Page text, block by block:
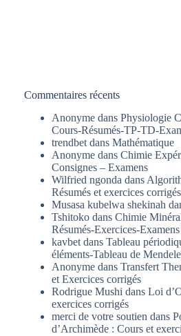
Commentaires récents
Anonyme dans Physiologie
Cours-Résumés-TP-TD-
trendbet dans Mathématique
Anonyme dans Chimie
Consignes – Examens
Wilfried ngonda dans
Résumés et exercices corrigés
Musasa kubelwa shekinah
Tshitoko dans Chimie
Résumés-Exercices-Examens
kavbet dans Tableau
éléments-Tableau de
Anonyme dans Transfert
et Exercices corrigés
Rodrigue Mushi dans Loi
exercices corrigés
merci de votre soutien dans
d’Archimède : Cours et